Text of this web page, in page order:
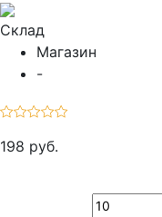
Склад
Магазин
-
198 руб.